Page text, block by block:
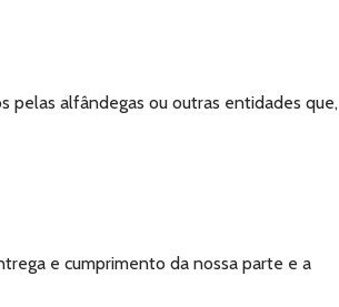
pelas alfândegas ou outras entidades que,
e cumprimento da nossa parte e a